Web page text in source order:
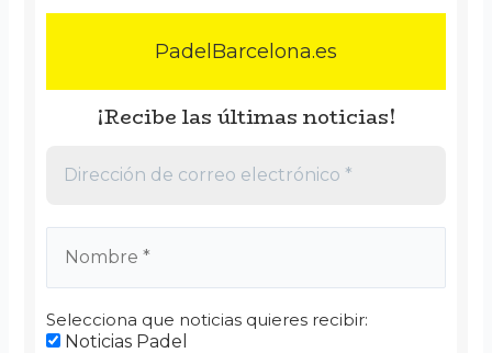
PadelBarcelona.es
¡Recibe las últimas noticias!
Selecciona que noticias quieres recibir:
Noticias Padel